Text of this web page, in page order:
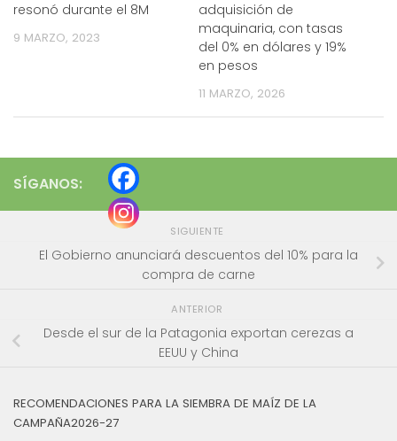
resonó durante el 8M
9 MARZO, 2023
adquisición de
maquinaria, con tasas
del 0% en dólares y 19%
en pesos
11 MARZO, 2026
SÍGANOS:
SIGUIENTE
El Gobierno anunciará descuentos del 10% para la
compra de carne
ANTERIOR
Desde el sur de la Patagonia exportan cerezas a
EEUU y China
RECOMENDACIONES PARA LA SIEMBRA DE MAÍZ DE LA
CAMPAÑA2026-27